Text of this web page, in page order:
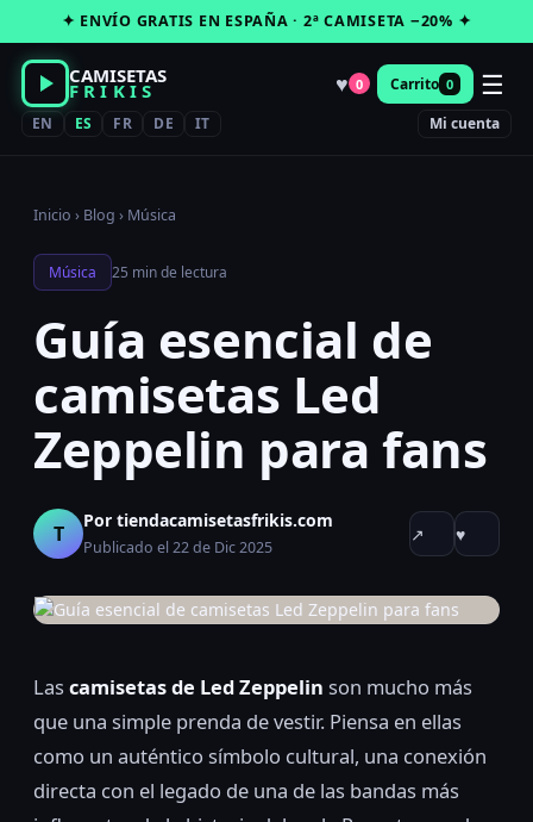
al
contenido
✦ ENVÍO GRATIS EN ESPAÑA · 2ª CAMISETA −20% ✦
CAMISETAS
FRIKIS ♥ 0 Carrito 0 ☰
EN ES FR DE IT Mi cuenta
Inicio › Blog › Música
Música 25 min de lectura
Guía esencial de
camisetas Led
Zeppelin para fans
T Por tiendacamisetasfrikis.com
Publicado el 22 de Dic 2025
↗ ♥
Las camisetas de Led Zeppelin son mucho más
que una simple prenda de vestir. Piensa en ellas
como un auténtico símbolo cultural, una conexión
directa con el legado de una de las bandas más